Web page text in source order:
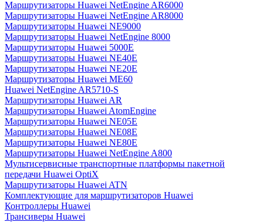
Маршрутизаторы Huawei NetEngine AR6000
Маршрутизаторы Huawei NetEngine AR8000
Маршрутизаторы Huawei NE9000
Маршрутизаторы Huawei NetEngine 8000
Маршрутизаторы Huawei 5000E
Маршрутизаторы Huawei NE40E
Маршрутизаторы Huawei NE20E
Маршрутизаторы Huawei ME60
Huawei NetEngine AR5710-S
Маршрутизаторы Huawei AR
Маршрутизаторы Huawei AtomEngine
Маршрутизаторы Huawei NE05E
Маршрутизаторы Huawei NE08E
Маршрутизаторы Huawei NE80E
Маршрутизаторы Huawei NetEngine A800
Мультисервисные транспортные платформы пакетной
передачи Huawei OptiX
Маршрутизаторы Huawei ATN
Комплектующие для маршрутизаторов Huawei
Контроллеры Huawei
Трансиверы Huawei